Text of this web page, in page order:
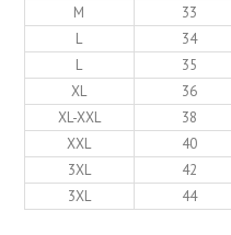
M
33
L
34
L
35
XL
36
XL-XXL
38
XXL
40
3XL
42
3XL
44